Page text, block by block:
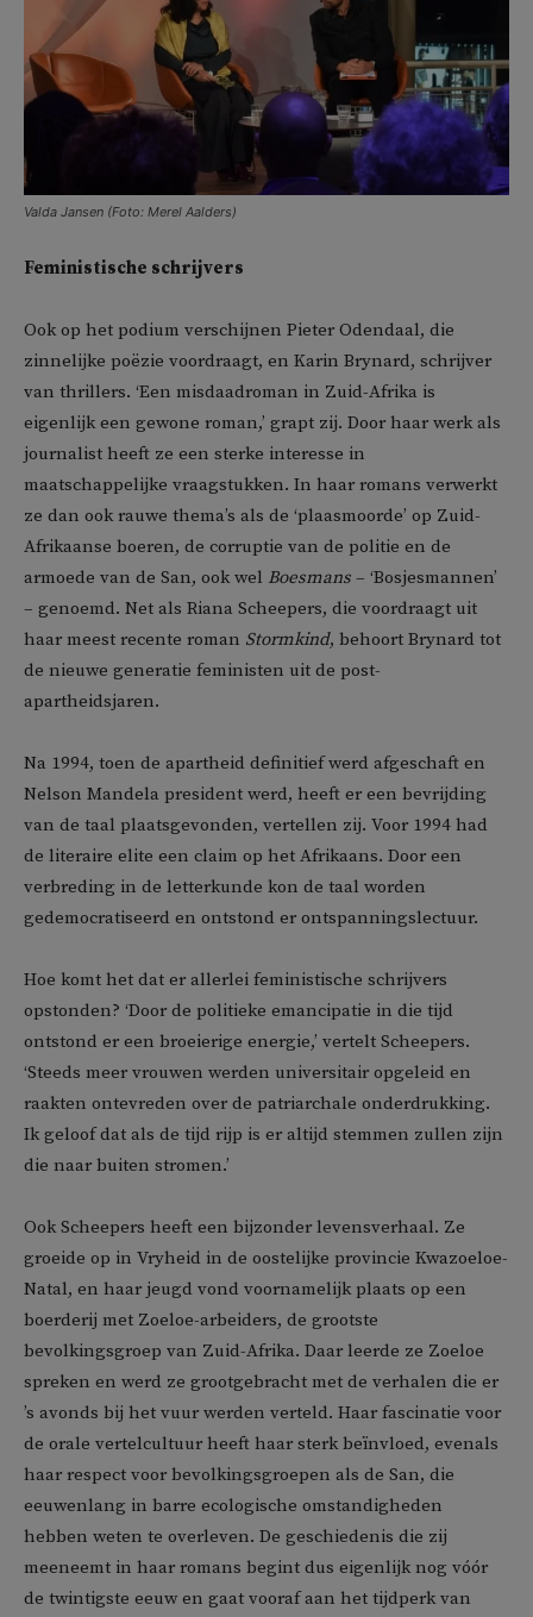
Valda Jansen (Foto: Merel Aalders)
Feministische schrijvers
Ook op het podium verschijnen Pieter Odendaal, die
zinnelijke poëzie voordraagt, en Karin Brynard, schrijver
van thrillers. ‘Een misdaadroman in Zuid-Afrika is
eigenlijk een gewone roman,’ grapt zij. Door haar werk als
journalist heeft ze een sterke interesse in
maatschappelijke vraagstukken. In haar romans verwerkt
ze dan ook rauwe thema’s als de ‘plaasmoorde’ op Zuid-
Afrikaanse boeren, de corruptie van de politie en de
armoede van de San, ook wel Boesmans – ‘Bosjesmannen’
– genoemd. Net als Riana Scheepers, die voordraagt uit
haar meest recente roman Stormkind, behoort Brynard tot
de nieuwe generatie feministen uit de post-
apartheidsjaren.
Na 1994, toen de apartheid definitief werd afgeschaft en
Nelson Mandela president werd, heeft er een bevrijding
van de taal plaatsgevonden, vertellen zij. Voor 1994 had
de literaire elite een claim op het Afrikaans. Door een
verbreding in de letterkunde kon de taal worden
gedemocratiseerd en ontstond er ontspanningslectuur.
Hoe komt het dat er allerlei feministische schrijvers
opstonden? ‘Door de politieke emancipatie in die tijd
ontstond er een broeierige energie,’ vertelt Scheepers.
‘Steeds meer vrouwen werden universitair opgeleid en
raakten ontevreden over de patriarchale onderdrukking.
Ik geloof dat als de tijd rijp is er altijd stemmen zullen zijn
die naar buiten stromen.’
Ook Scheepers heeft een bijzonder levensverhaal. Ze
groeide op in Vryheid in de oostelijke provincie Kwazoeloe-
Natal, en haar jeugd vond voornamelijk plaats op een
boerderij met Zoeloe-arbeiders, de grootste
bevolkingsgroep van Zuid-Afrika. Daar leerde ze Zoeloe
spreken en werd ze grootgebracht met de verhalen die er
’s avonds bij het vuur werden verteld. Haar fascinatie voor
de orale vertelcultuur heeft haar sterk beïnvloed, evenals
haar respect voor bevolkingsgroepen als de San, die
eeuwenlang in barre ecologische omstandigheden
hebben weten te overleven. De geschiedenis die zij
meeneemt in haar romans begint dus eigenlijk nog vóór
de twintigste eeuw en gaat vooraf aan het tijdperk van